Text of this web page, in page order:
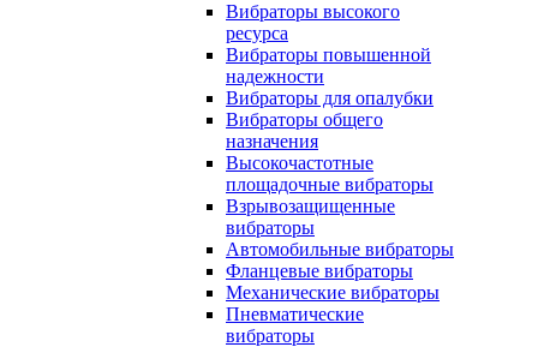
Вибраторы высокого
ресурса
Вибраторы повышенной
надежности
Вибраторы для опалубки
Вибраторы общего
назначения
Высокочастотные
площадочные вибраторы
Взрывозащищенные
вибраторы
Автомобильные вибраторы
Фланцевые вибраторы
Механические вибраторы
Пневматические
вибраторы